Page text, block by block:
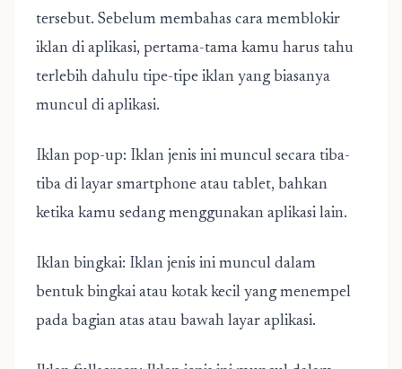
tersebut. Sebelum membahas cara memblokir
iklan di aplikasi, pertama-tama kamu harus tahu
terlebih dahulu tipe-tipe iklan yang biasanya
muncul di aplikasi.
Iklan pop-up: Iklan jenis ini muncul secara tiba-
tiba di layar smartphone atau tablet, bahkan
ketika kamu sedang menggunakan aplikasi lain.
Iklan bingkai: Iklan jenis ini muncul dalam
bentuk bingkai atau kotak kecil yang menempel
pada bagian atas atau bawah layar aplikasi.